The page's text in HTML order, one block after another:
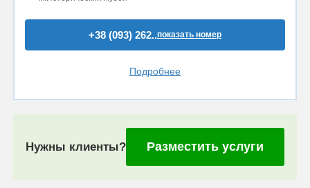
+38 (093) 262..показать номер
Подробнее
Нужны клиенты? Разместить услуги